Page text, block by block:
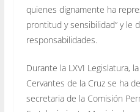
quienes dignamente ha
prontitud y sensibilidad” y le
responsabilidades.
Durante la LXVI Legislatura,
Cervantes de la Cruz se ha
secretaria de la Comisión